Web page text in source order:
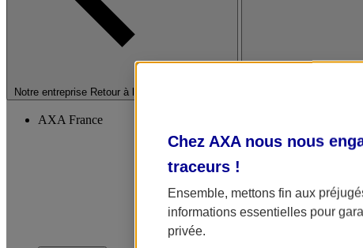
Notre entreprise Retour à la section précédente
AXA France
Chez AXA nous nous
traceurs !
Ensemble, mettons fin aux
informations essentielles pour
privée.